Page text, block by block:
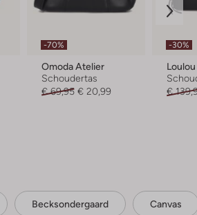
-70%
Omoda Atelier
Schoudertas
€ 69,95 € 20,99
-30%
€
Becksondergaard Canvas